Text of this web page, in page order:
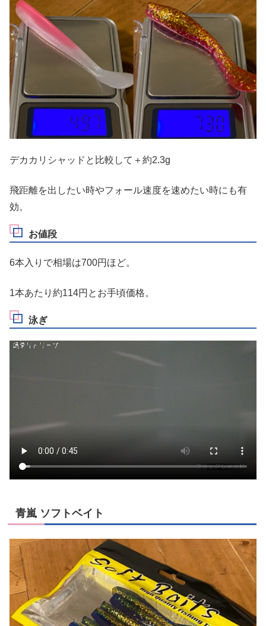
デカカリシャッドと比較して＋約2.3g
飛距離を出したい時やフォール速度を速めたい時にも有
効。
お値段
6本入りで相場は700円ほど。
1本あたり約114円とお手頃価格。
泳ぎ
青嵐 ソフトベイト